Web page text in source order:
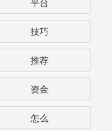
技巧
推荐
资金
怎么